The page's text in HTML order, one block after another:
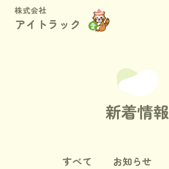
株式会社
アイトラック
新着情報
すべて お知らせ